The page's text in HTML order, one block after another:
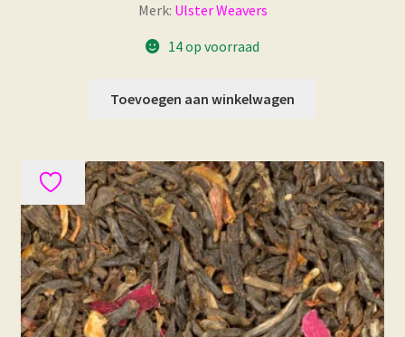
Merk: Ulster Weavers
14 op voorraad
Toevoegen aan winkelwagen